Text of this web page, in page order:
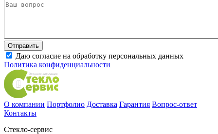
Даю согласие на обработку персональных данных
Политика конфиденциальности
О компании Портфолио Доставка Гарантия Вопрос-ответ
Контакты
Стекло-сервис